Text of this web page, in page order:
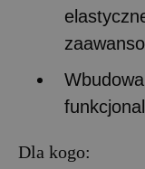
Dla kogo: